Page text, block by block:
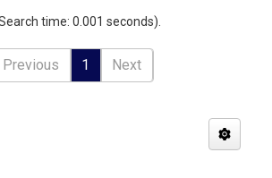
time: 0.001 seconds).
Previous 1 Next